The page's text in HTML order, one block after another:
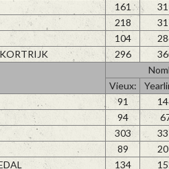
161
218
104
296
Vieux:
91
94
303
89
134